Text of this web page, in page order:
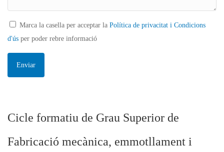
Marca la casella per acceptar la Política de privacitat i Condicions
d'ús per poder rebre informació
Cicle formatiu de Grau Superior de
Fabricació mecànica, emmotllament i